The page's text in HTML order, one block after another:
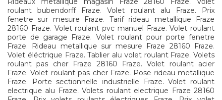
roulant bubendorff Fraze. Volet roulant alu Fraze. Prix
fenetre sur mesure Fraze. Tarif rideau metallique Fraze
28160 Fraze. Volet roulant pvc manuel Fraze. Volet roulant
porte de garage Fraze. Volet roulant pour porte fenetre
Fraze. Rideau metallique sur mesure Fraze 28160 Fraze.
Volet éléctrique Fraze. Tablier alu volet roulant Fraze. Volets
roulant pas cher Fraze 28160 Fraze. Volet roulant acier
Fraze. Volet roulant pas cher Fraze. Pose rideau metallique
Fraze. Porte sectionnelle industrielle Fraze. Volet roulant
electrique alu Fraze. Volets roulant electrique Fraze 28160